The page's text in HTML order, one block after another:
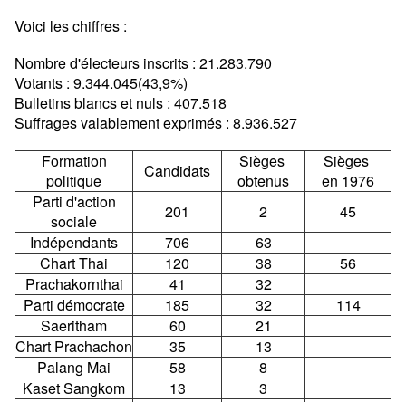
Voici les chiffres :
Nombre d'électeurs inscrits : 21.283.790
Votants : 9.344.045(43,9%)
Bulletins blancs et nuls : 407.518
Suffrages valablement exprimés : 8.936.527
Formation
politique
Candidats
Sièges
obtenus
Sièges
en 1976
Parti d'action
sociale
201 2
45
Indépendants
706
63
Chart Thai
120 38
56
Prachakornthai
41
32
Parti démocrate
185 32
114
Saeritham
60
21
Chart Prachachon
35
13
Palang Mai
58
8
Kaset Sangkom
13
3